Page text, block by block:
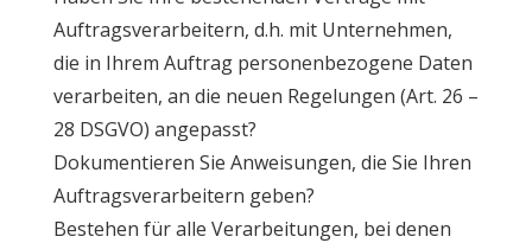
Auftragsverarbeitern, d.h. mit Unternehmen,
die in Ihrem Auftrag personenbezogene Daten
verarbeiten, an die neuen Regelungen (Art. 26 –
28 DSGVO) angepasst?
Dokumentieren Sie Anweisungen, die Sie Ihren
Auftragsverarbeitern geben?
Bestehen für alle Verarbeitungen, bei denen